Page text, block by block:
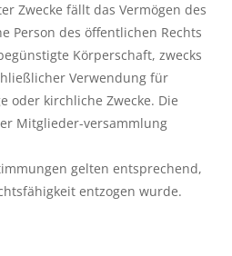
Zwecke fällt das Vermögen des
Person des öffentlichen Rechts
Körperschaft, zwecks
Verwendung für
oder kirchliche Zwecke. Die
Mitglieder-versammlung
gelten entsprechend,
entzogen wurde.